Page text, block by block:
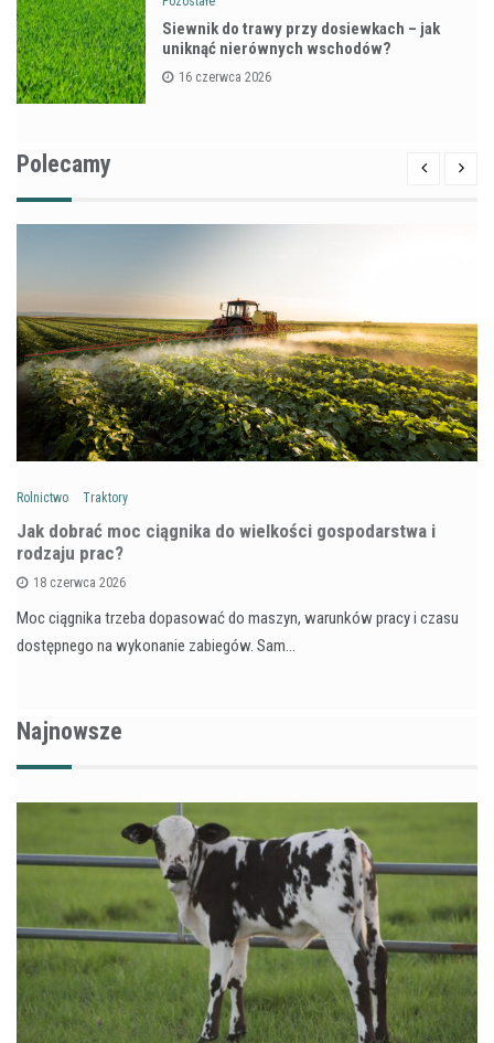
Siewnik do trawy przy dosiewkach – jak
uniknąć nierównych wschodów?
16 czerwca 2026
Polecamy
Rolnictwo Traktory
Jak dobrać moc ciągnika do wielkości gospodarstwa i
rodzaju prac?
18 czerwca 2026
Moc ciągnika trzeba dopasować do maszyn, warunków pracy i czasu
dostępnego na wykonanie zabiegów. Sam…
Najnowsze